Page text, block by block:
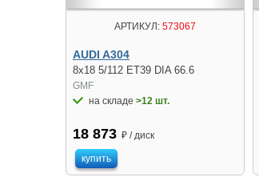
АРТИКУЛ:573067
AUDI A304
8x18 5/112 ET39 DIA 66.6
GMF
на складе >12 шт.
18 873 ₽ / диск
купить